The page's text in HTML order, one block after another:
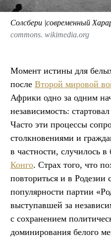
Солсбери |современный
commons. wikimedia.org
Момент истины для
после Второй мировой
Африки одно за одним
независимость:
Часто эти процессы
столкновениями и
в частности, случилось
Конго. Страх того, что
повториться и в Родезии
популярности партии
выступавшей за
с сохранением
доминирования белого